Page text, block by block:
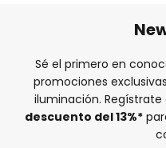
Sé el primero en
promociones
iluminación.
descuento del13%*